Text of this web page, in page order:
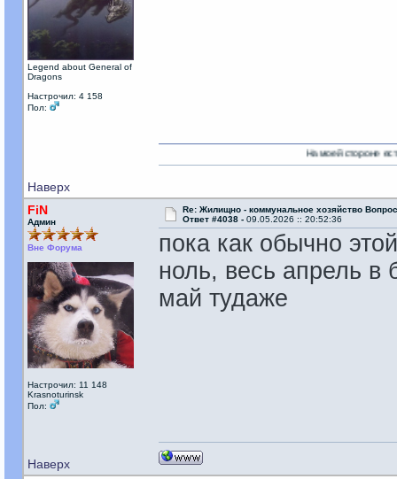
Legend about General of
Dragons
Настрочил: 4 158
Пол:
Наверх
На моей стороне есть Никто!
FiN
Админ
Вне Форума
Настрочил: 11 148
Krasnoturinsk
Пол:
Re: Жилищно - коммунальное хозяйство
Ответ #4038 - 09.05.2026 :: 20:52:36
пока как обычно
ноль, весь апрель в
май тудаже
Наверх